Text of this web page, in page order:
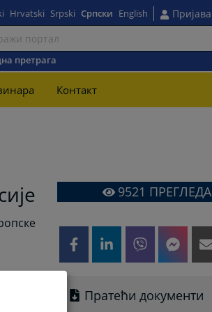
Hrvatski Srpski Српски English Пријава
претрага
Контакт
9521 ПРЕГЛЕДА
Пратећи документи